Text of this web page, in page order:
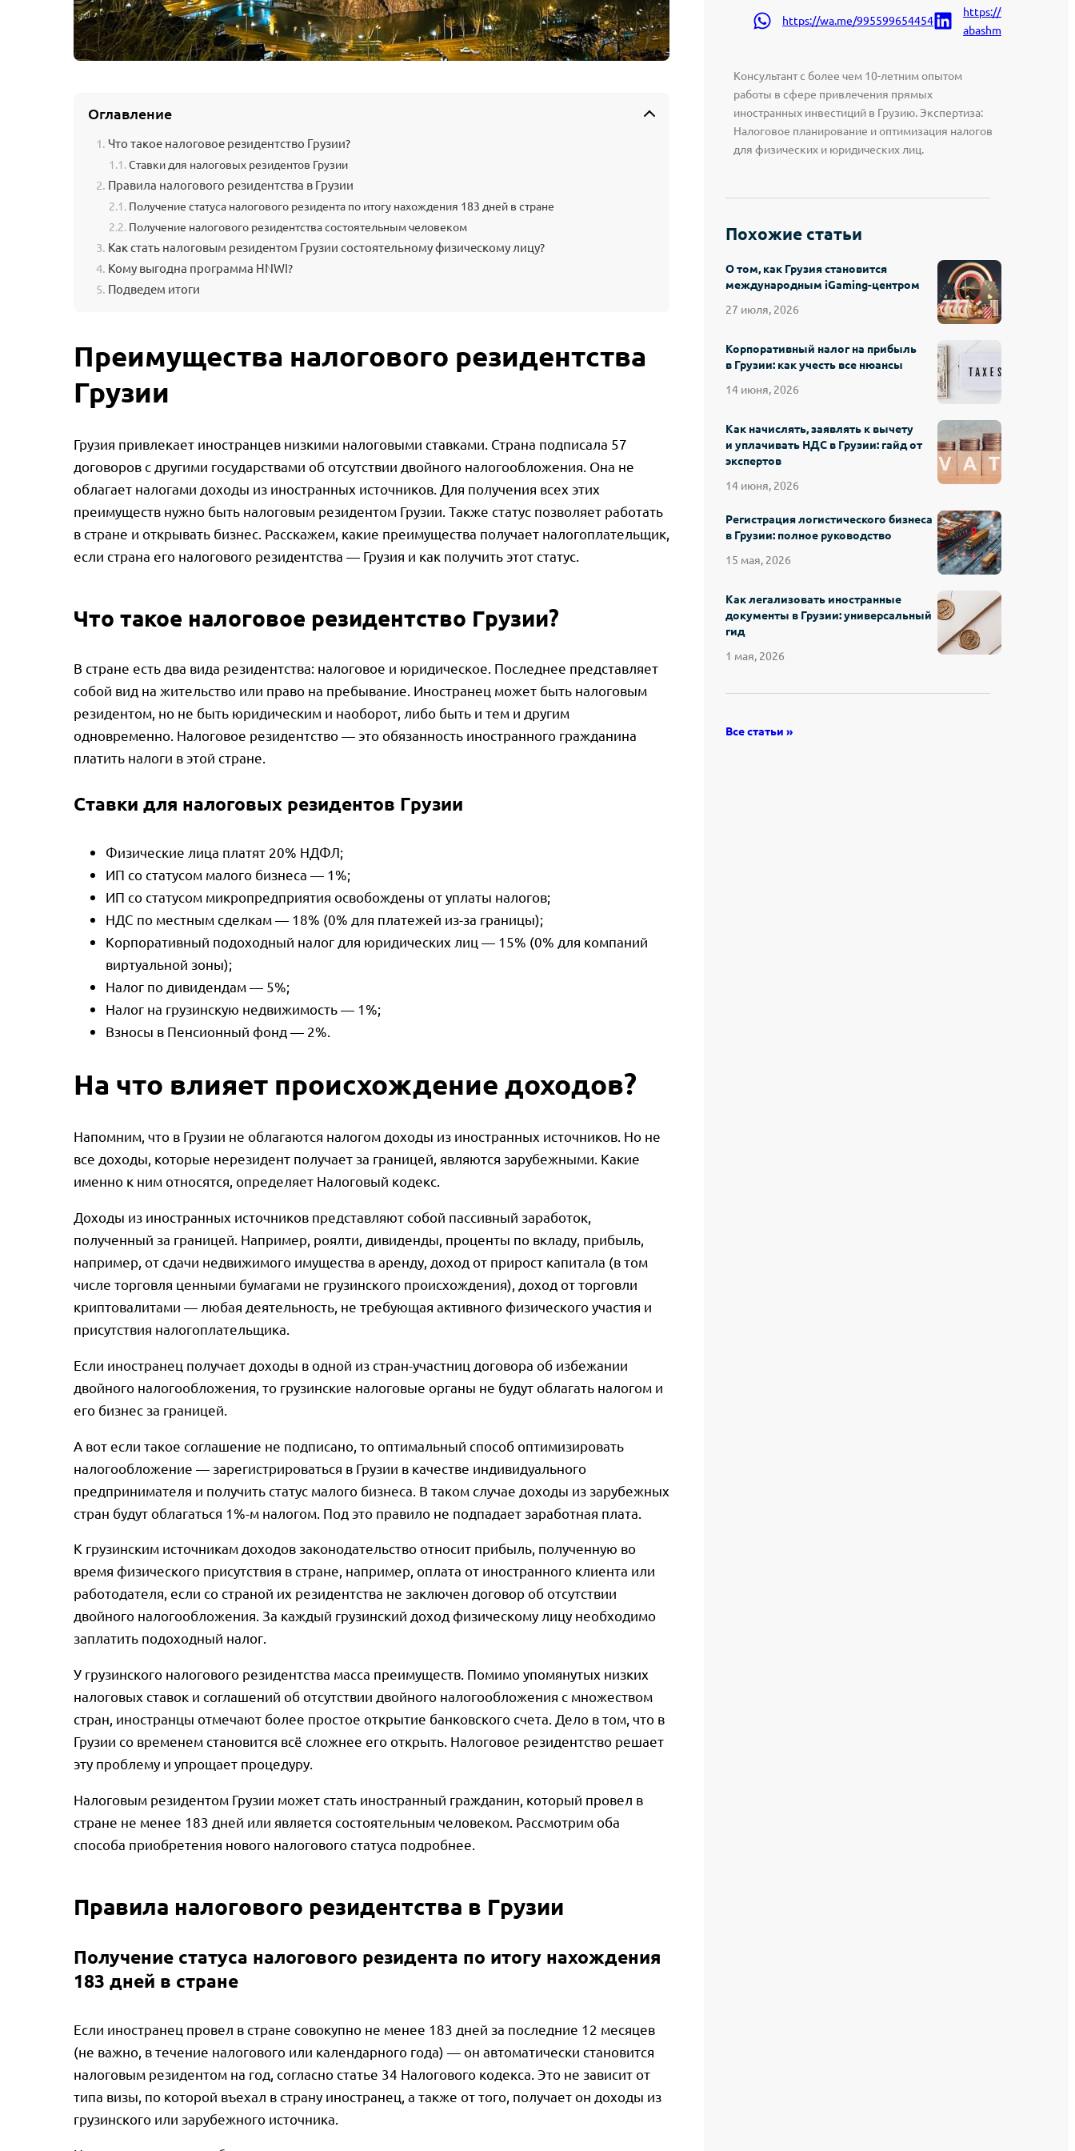
Оглавление
Что такое налоговое резидентство Грузии?
Ставки для налоговых резидентов Грузии
Правила налогового резидентства в Грузии
Получение статуса налогового резидента по итогу нахождения 183 дней в стране
Получение налогового резидентства состоятельным человеком
Как стать налоговым резидентом Грузии состоятельному физическому лицу?
Кому выгодна программа HNWI?
Подведем итоги
Преимущества налогового резидентства
Грузии
Грузия привлекает иностранцев низкими налоговыми ставками. Страна подписала 57
договоров с другими государствами об отсутствии двойного налогообложения. Она не
облагает налогами доходы из иностранных источников. Для получения всех этих
преимуществ нужно быть налоговым резидентом Грузии. Также статус позволяет работать
в стране и открывать бизнес. Расскажем, какие преимущества получает налогоплательщик,
если страна его налогового резидентства — Грузия и как получить этот статус.
Что такое налоговое резидентство Грузии?
В стране есть два вида резидентства: налоговое и юридическое. Последнее представляет
собой вид на жительство или право на пребывание. Иностранец может быть налоговым
резидентом, но не быть юридическим и наоборот, либо быть и тем и другим
одновременно. Налоговое резидентство — это обязанность иностранного гражданина
платить налоги в этой стране.
Ставки для налоговых резидентов Грузии
Физические лица платят 20% НДФЛ;
ИП со статусом малого бизнеса — 1%;
ИП со статусом микропредприятия освобождены от уплаты налогов;
НДС по местным сделкам — 18% (0% для платежей из-за границы);
Корпоративный подоходный налог для юридических лиц — 15% (0% для компаний
виртуальной зоны);
Налог по дивидендам — 5%;
Налог на грузинскую недвижимость — 1%;
Взносы в Пенсионный фонд — 2%.
На что влияет происхождение доходов?
Напомним, что в Грузии не облагаются налогом доходы из иностранных источников. Но не
все доходы, которые нерезидент получает за границей, являются зарубежными. Какие
именно к ним относятся, определяет Налоговый кодекс.
Доходы из иностранных источников представляют собой пассивный заработок,
полученный за границей. Например, роялти, дивиденды, проценты по вкладу, прибыль,
например, от сдачи недвижимого имущества в аренду, доход от прирост капитала (в том
числе торговля ценными бумагами не грузинского происхождения), доход от торговли
криптовалитами — любая деятельность, не требующая активного физического участия и
присутствия налогоплательщика.
Если иностранец получает доходы в одной из стран-участниц договора об избежании
двойного налогообложения, то грузинские налоговые органы не будут облагать налогом и
его бизнес за границей.
А вот если такое соглашение не подписано, то оптимальный способ оптимизировать
налогообложение — зарегистрироваться в Грузии в качестве индивидуального
предпринимателя и получить статус малого бизнеса. В таком случае доходы из зарубежных
стран будут облагаться 1%-м налогом. Под это правило не подпадает заработная плата.
К грузинским источникам доходов законодательство относит прибыль, полученную во
время физического присутствия в стране, например, оплата от иностранного клиента или
работодателя, если со страной их резидентства не заключен договор об отсутствии
двойного налогообложения. За каждый грузинский доход физическому лицу необходимо
заплатить подоходный налог.
У грузинского налогового резидентства масса преимуществ. Помимо упомянутых низких
налоговых ставок и соглашений об отсутствии двойного налогообложения с множеством
стран, иностранцы отмечают более простое открытие банковского счета. Дело в том, что в
Грузии со временем становится всё сложнее его открыть. Налоговое резидентство решает
эту проблему и упрощает процедуру.
Налоговым резидентом Грузии может стать иностранный гражданин, который провел в
стране не менее 183 дней или является состоятельным человеком. Рассмотрим оба
способа приобретения нового налогового статуса подробнее.
Правила налогового резидентства в Грузии
Получение статуса налогового резидента по итогу нахождения
183 дней в стране
Если иностранец провел в стране совокупно не менее 183 дней за последние 12 месяцев
(не важно, в течение налогового или календарного года) — он автоматически становится
налоговым резидентом на год, согласно статье 34 Налогового кодекса. Это не зависит от
типа визы, по которой въехал в страну иностранец, а также от того, получает он доходы из
грузинского или зарубежного источника.
https://wa.me/995599654454
https://
abashmadze-
Консультант с более чем 10-летним опытом
работы в сфере привлечения прямых
иностранных инвестиций в Грузию. Экспертиза:
Налоговое планирование и оптимизация налогов
для физических и юридических лиц.
Похожие статьи
О том, как Грузия становится
международным iGaming-центром
27 июля, 2026
Корпоративный налог на прибыль
в Грузии: как учесть все нюансы
14 июня, 2026
Как начислять, заявлять к вычету
и уплачивать НДС в Грузии: гайд от
экспертов
14 июня, 2026
Регистрация логистического бизнеса
в Грузии: полное руководство
15 мая, 2026
Как легализовать иностранные
документы в Грузии: универсальный
гид
1 мая, 2026
Все статьи »